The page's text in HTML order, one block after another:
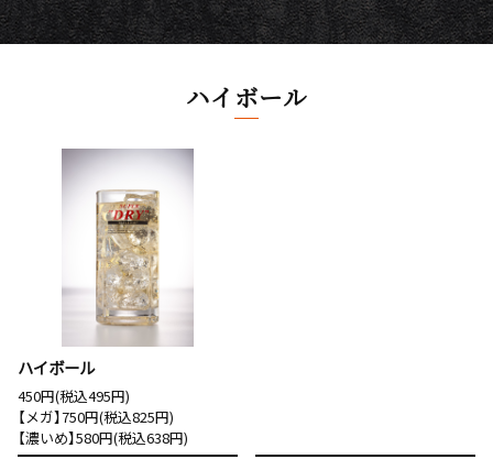
ハイボール
ハイボール
450円(税込495円)
【メガ】750円(税込825円)
【濃いめ】580円(税込638円)